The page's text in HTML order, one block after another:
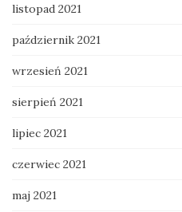
listopad 2021
październik 2021
wrzesień 2021
sierpień 2021
lipiec 2021
czerwiec 2021
maj 2021